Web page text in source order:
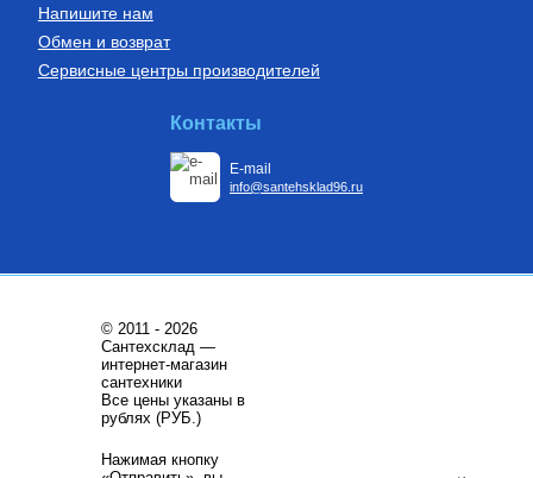
Бойлеры (водонагреватели
Водонагреватель косвенного
нагрева напольный из
нержавеющей стали STINOX F
200 л., арт.: 805F0020
Установки канализационные
33 170
Трубы из сшитого полиэтилена
полиэтилена с барьерным
Напишите нам
Обмен и возврат
Сервисные центры производителей
Контакты
E-mail
info@santehsklad96.ru
© 2011 - 2026
Сантехсклад —
интернет-магазин
сантехники
Все цены указаны в
рублях (РУБ.)
Нажимая кнопку